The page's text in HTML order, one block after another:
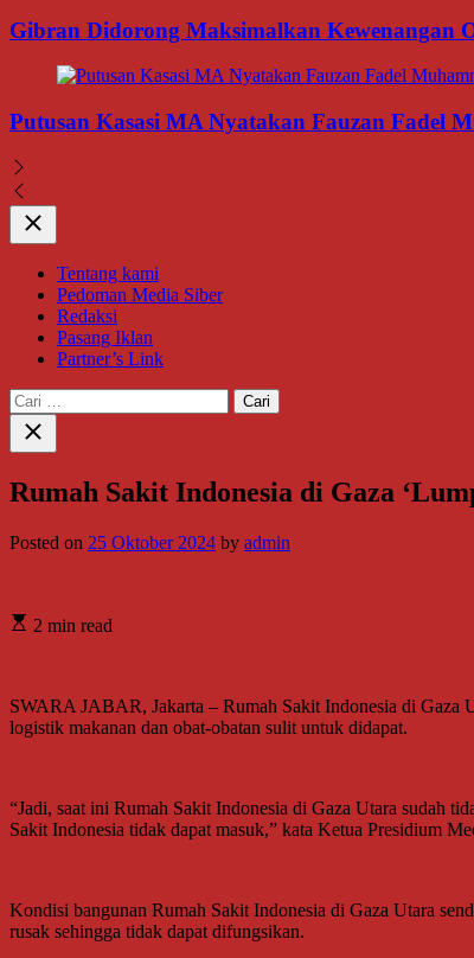
Gibran Didorong Maksimalkan Kewenangan
Putusan Kasasi MA Nyatakan Fauzan Fadel
Close
Tentang kami
Pedoman Media Siber
Redaksi
Pasang Iklan
Partner’s Link
Cari
untuk:
Close
search
Rumah Sakit Indonesia di Gaza
Posted on 25 Oktober 2024 by admin
2 min read
SWARA JABAR, Jakarta – Rumah Sakit Indonesia di Gaza
logistik makanan dan obat-obatan sulit untuk didapat.
“Jadi, saat ini Rumah Sakit Indonesia di Gaza Utara sudah
Sakit Indonesia tidak dapat masuk,” kata Ketua Presidium
Kondisi bangunan Rumah Sakit Indonesia di Gaza Utara
rusak sehingga tidak dapat difungsikan.